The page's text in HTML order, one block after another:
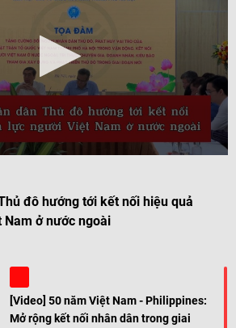
đô hướng tới kết nối hiệu quả
ở nước ngoài
[Video] 50 năm Việt Nam - Philippines:
Mở rộng kết nối nhân dân trong giai